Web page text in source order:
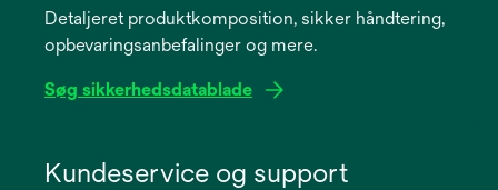
newDetaljeret produktkomposition, sikker håndtering,
opbevaringsanbefalinger og mere.
Søg sikkerhedsdatablade
Kundeservice og support